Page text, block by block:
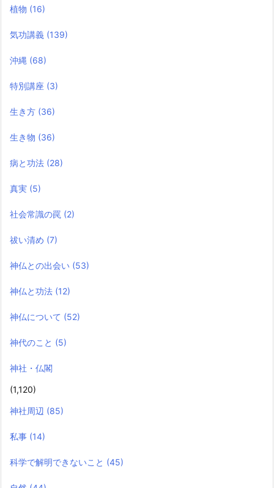
植物 (16)
気功講義 (139)
沖縄 (68)
特別講座 (3)
生き方 (36)
生き物 (36)
病と功法 (28)
真実 (5)
社会常識の罠 (2)
祓い清め (7)
神仏との出会い (53)
神仏と功法 (12)
神仏について (52)
神代のこと (5)
神社・仏閣
(1,120)
神社周辺 (85)
私事 (14)
科学で解明できないこと (45)